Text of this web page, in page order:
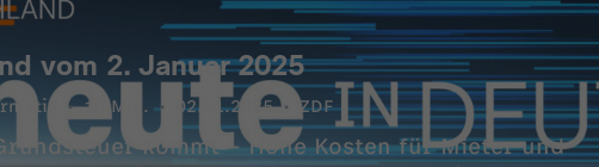
vom 2. Januar 2025
16 Min. 02.01.2025 ZDF
kommt – Hohe Kosten für Mieter und